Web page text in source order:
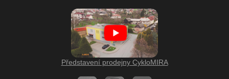
Představení prodejny CykloMIRA